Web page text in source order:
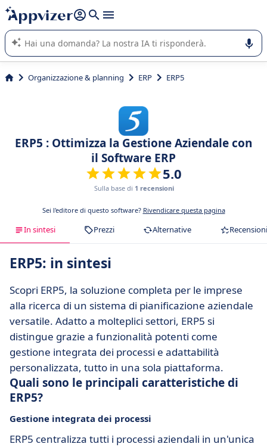
righe con
shift + enter
L'IA di Appvizer vi guida nell'utilizzo o nella scelta di un
software SaaS per la vostra azienda.
Organizzazione & planning ERP ERP5
ERP5 : Ottimizza la Gestione Aziendale con
il Software ERP
5.0
Sulla base di 1 recensioni
Sei l'editore di questo software? Rivendicare questa pagina
In sintesi Prezzi Alternative Recensioni
ERP5: in sintesi
Scopri ERP5, la soluzione completa per le imprese
alla ricerca di un sistema di pianificazione aziendale
versatile. Adatto a molteplici settori, ERP5 si
distingue grazie a funzionalità potenti come
gestione integrata dei processi e adattabilità
personalizzata, tutto in una sola piattaforma.
Quali sono le principali caratteristiche di
ERP5?
Gestione integrata dei processi
ERP5 centralizza tutti i processi aziendali in un'unica